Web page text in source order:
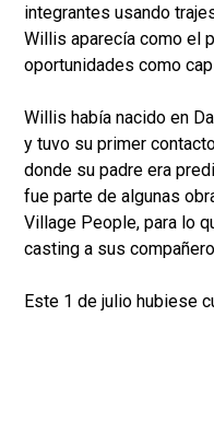
integrantes usando
Willis aparecía como el
oportunidades como
Willis había nacido en
y tuvo su primer
donde su padre era
fue parte de algunas
Village People, para lo
casting a sus
Este 1 de julio hubiese